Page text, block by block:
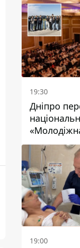
19:30
Дніпро
України –
19:00